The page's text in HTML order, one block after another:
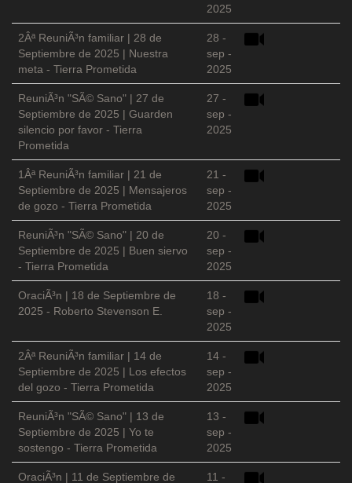
2025
2Âª ReuniÃ³n familiar | 28 de
Septiembre de 2025 | Nuestra
meta - Tierra Prometida
28 -
sep -
2025
ReuniÃ³n "SÃ© Sano" | 27 de
Septiembre de 2025 | Guarden
silencio por favor - Tierra
Prometida
27 -
sep -
2025
1Âª ReuniÃ³n familiar | 21 de
Septiembre de 2025 | Mensajeros
de gozo - Tierra Prometida
21 -
sep -
2025
ReuniÃ³n "SÃ© Sano" | 20 de
Septiembre de 2025 | Buen siervo
- Tierra Prometida
20 -
sep -
2025
OraciÃ³n | 18 de Septiembre de
2025 - Roberto Stevenson E.
18 -
sep -
2025
2Âª ReuniÃ³n familiar | 14 de
Septiembre de 2025 | Los efectos
del gozo - Tierra Prometida
14 -
sep -
2025
ReuniÃ³n "SÃ© Sano" | 13 de
Septiembre de 2025 | Yo te
sostengo - Tierra Prometida
13 -
sep -
2025
OraciÃ³n | 11 de Septiembre de 11 -